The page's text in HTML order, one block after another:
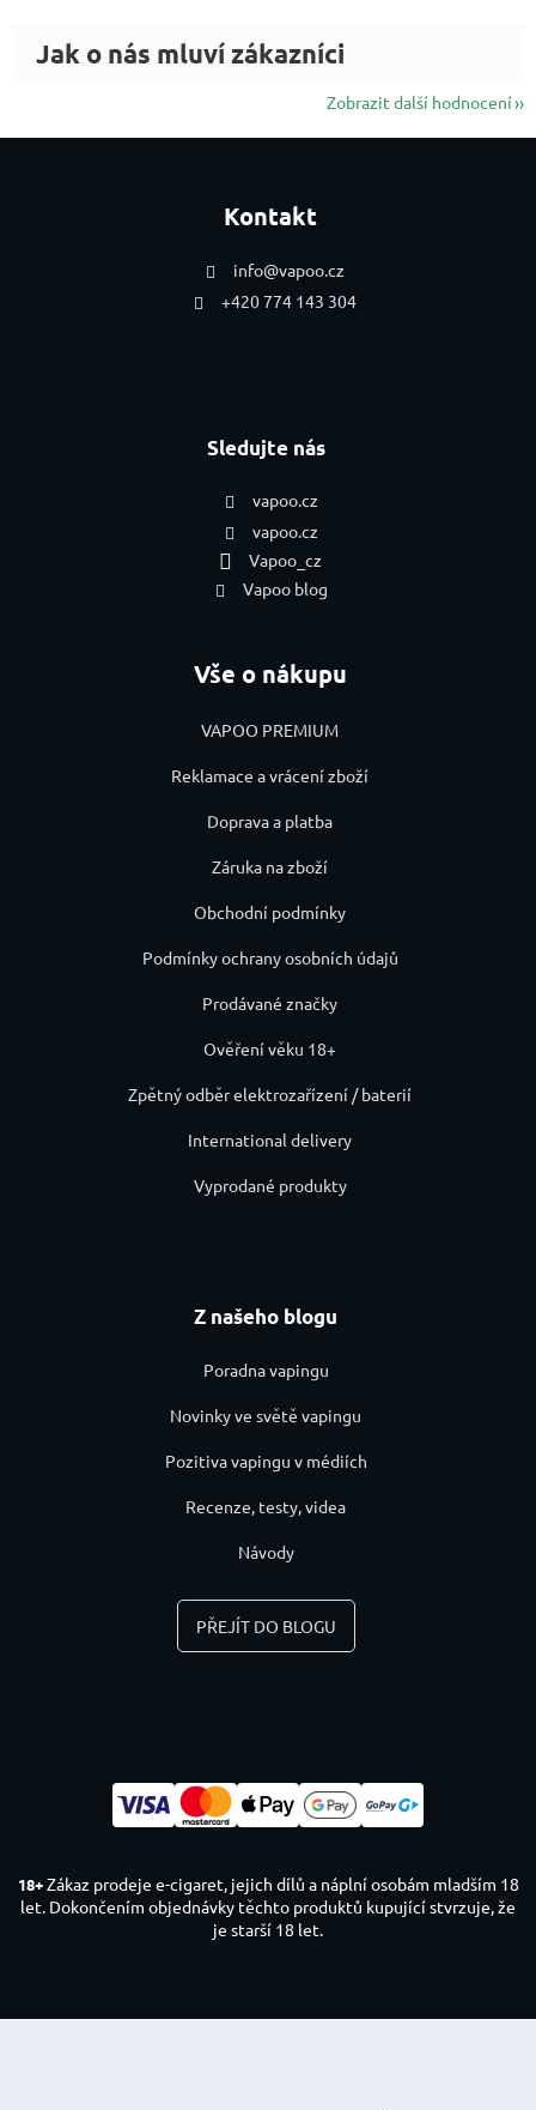
Zobrazit další hodnocení
Kontakt
info@vapoo.cz
+420 774 143 304
Sledujte nás
vapoo.cz
vapoo.cz
Vapoo_cz
Vapoo blog
Vše o nákupu
VAPOO PREMIUM
Reklamace a vrácení zboží
Doprava a platba
Záruka na zboží
Obchodní podmínky
Podmínky ochrany osobních údajů
Prodávané značky
Ověření věku 18+
Zpětný odběr elektrozařízení / baterií
International delivery
Vyprodané produkty
Z našeho blogu
Poradna vapingu
Novinky ve světě vapingu
Pozitiva vapingu v médiích
Recenze, testy, videa
Návody
PŘEJÍT DO BLOGU
18+Zákaz prodeje e-cigaret, jejich dílů a náplní osobám mladším 18
let. Dokončením objednávky těchto produktů kupující stvrzuje, že
je starší 18 let.